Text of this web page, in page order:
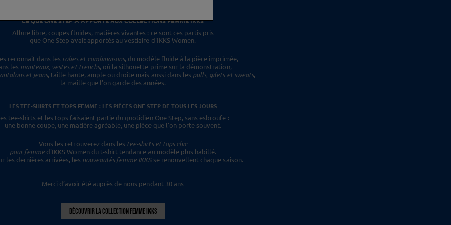
CE QUE ONE STEP A APPORTÉAUX COLLECTIONS FEMME IKKS
Allure libre, coupes fluides, matières vivantes : ce sont ces partis pris
que One Step avait apportés au vestiaire d'IKKS Women.
reconnaît dans les robes et combinaisons, du modèle fluide à la pièce imprimée,
les manteaux, vestes et trenchs, où la silhouette prime sur la démonstration,
et jeans, taille haute, ample ou droite mais aussi dans les pulls, gilets et sweats,
la maille que l'on garde des années.
LES TEE-SHIRTS ET TOPS FEMME : LES PIÈCES ONE STEPDE TOUS LES JOURS
tee-shirts et les tops faisaient partie du quotidien One Step, sans esbroufe :
une bonne coupe, une matière agréable, une pièceque l'on porte souvent.
Vous les retrouverez dans les tee-shirts et tops chic
pour femmed'IKKS Women du t-shirt tendanceau modèle plus habillé.
les dernières arrivées, les nouveautés femme IKKSse renouvellent chaque saison.
Merci d’avoir été auprès de nous pendant 30 ans
DÉCOUVRIR LA COLLECTION FEMME IKKS